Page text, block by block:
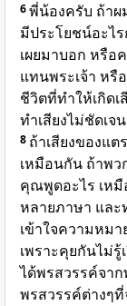
6พี่น้องครับ ถ้า
มีประโยชน์อะไ
เผยมาบอก หรือ
แทนพระเจ้า หรื
ชีวิตที่ทำให้เกิด
ทำเสียงไม่ชัดเจ
8 ถ้าเสียงของแต
เหมือนกัน ถ้าพว
คุณพูดอะไร เห
หลายภาษา แล
เข้าใจความหม
เพราะคุยกันไม่รู้
ได้พรสวรรค์จา
พรสวรรค์ต่างๆ